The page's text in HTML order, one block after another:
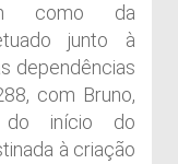
como da
junto à
dependências
com Bruno,
do início do
à criação